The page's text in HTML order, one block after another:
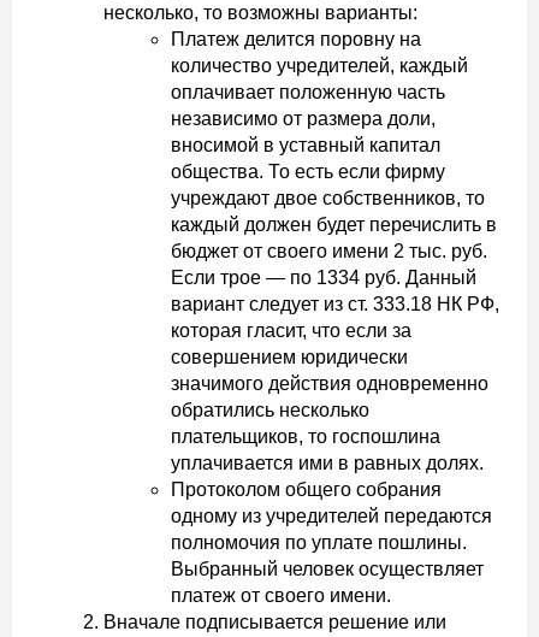
несколько, то возможны варианты:
Платеж делится поровну на
количество учредителей, каждый
оплачивает положенную часть
независимо от размера доли,
вносимой в уставный капитал
общества. То есть если фирму
учреждают двое собственников, то
каждый должен будет перечислить в
бюджет от своего имени 2 тыс. руб.
Если трое — по 1334 руб. Данный
вариант следует из ст. 333.18 НК РФ,
которая гласит, что если за
совершением юридически
значимого действия одновременно
обратились несколько
плательщиков, то госпошлина
уплачивается ими в равных долях.
Протоколом общего собрания
одному из учредителей передаются
полномочия по уплате пошлины.
Выбранный человек осуществляет
платеж от своего имени.
Вначале подписывается решение или